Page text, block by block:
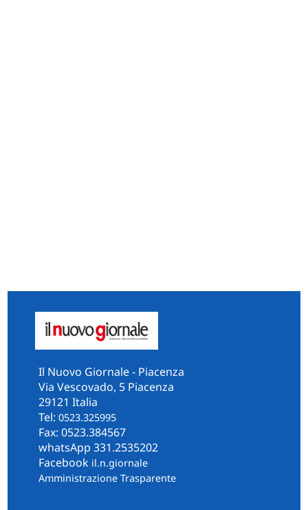
Il Nuovo Giornale - Piacenza
Via Vescovado, 5 Piacenza
29121 Italia
Tel: 0523.325995
Fax: 0523.384567
whatsApp 331.2535202
Facebook il.n.giornale
Amministrazione Trasparente